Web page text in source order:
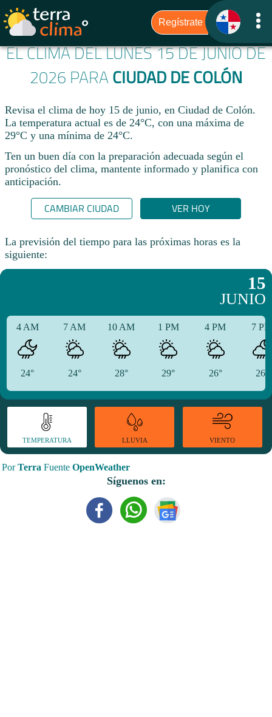
EL CLIMA DEL LUNES 15 DE JUNIO DE
2026 PARA CIUDAD DE COLÓN
Revisa el clima de hoy 15 de junio, en Ciudad de Colón.
La temperatura actual es de 24°C, con una máxima de
29°C y una mínima de 24°C.​
Ten un buen día con la preparación adecuada según el
pronóstico del clima, mantente informado y planifica con
anticipación.​
CAMBIAR CIUDAD VER HOY
La previsión del tiempo para las próximas horas es la
siguiente:
15
JUNIO
4 AM
24°
7 AM
24°
10 AM
28°
1 PM
29°
4 PM
26°
7
26°
TEMPERATURA LLUVIA VIENTO
PorTerra Fuente OpenWeather
Síguenos en: